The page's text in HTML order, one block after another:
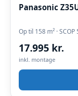
Panasonic
Op til 158 m² · SCOP
17.995 kr.
inkl. montage